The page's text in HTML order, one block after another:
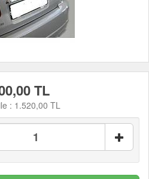
TL
: 1.520,00 TL